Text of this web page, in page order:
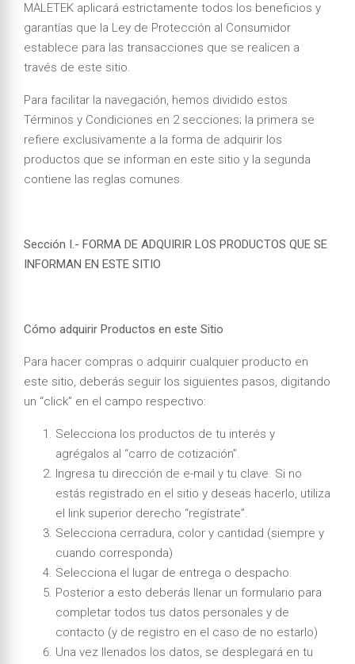
MALETEK aplicará estrictamente todos los beneficios y
garantías que la Ley de Protección al Consumidor
establece para las transacciones que se realicen a
través de este sitio.
Para facilitar la navegación, hemos dividido estos
Términos y Condiciones en 2 secciones; la primera se
refiere exclusivamente a la forma de adquirir los
productos que se informan en este sitio y la segunda
contiene las reglas comunes.
Sección I.- FORMA DE ADQUIRIR LOS PRODUCTOS QUE SE
INFORMAN EN ESTE SITIO
Cómo adquirir Productos en este Sitio
Para hacer compras o adquirir cualquier producto en
este sitio, deberás seguir los siguientes pasos, digitando
un “click” en el campo respectivo:
Selecciona los productos de tu interés y
agrégalos al “carro de cotización”.
Ingresa tu dirección de e-mail y tu clave. Si no
estás registrado en el sitio y deseas hacerlo, utiliza
el link superior derecho “regístrate”.
Selecciona cerradura, color y cantidad (siempre y
cuando corresponda)
Selecciona el lugar de entrega o despacho.
Posterior a esto deberás llenar un formulario para
completar todos tus datos personales y de
contacto (y de registro en el caso de no estarlo)
Una vez llenados los datos, se desplegará en tu